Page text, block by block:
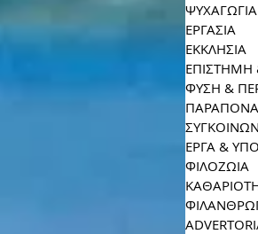
ΨΥΧΑΓΩΓΙΑ
ΕΡΓΑΣΙΑ
ΕΚΚΛΗΣΙΑ
ΕΠΙΣΤΗΜΗ
ΦΥΣΗ &
ΕΡΓΑ &
ΦΙΛΟΖΩΙΑ